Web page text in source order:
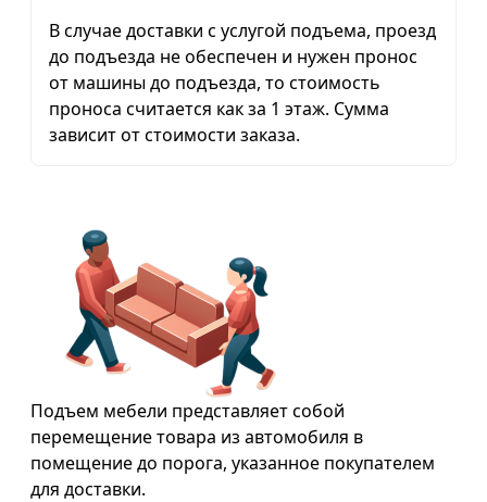
В случае доставки с услугой подъема, проезд
до подъезда не обеспечен и нужен пронос
от машины до подъезда, то стоимость
проноса считается как за 1 этаж. Сумма
зависит от стоимости заказа.
Подъем мебели представляет собой
перемещение товара из автомобиля в
помещение до порога, указанное покупателем
для доставки.